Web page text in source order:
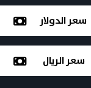
سعر الدولار
سعر الريال